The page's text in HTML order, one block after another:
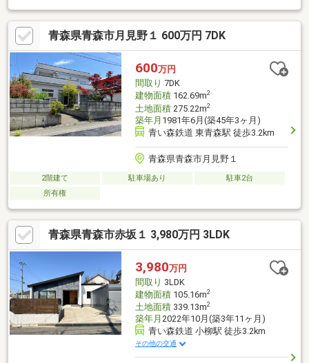
家族の方にはおすすめです！同じような立地で賃貸アパートや賃
貸戸建住宅にお住まいの方は、家賃が高いエリアなので、購入も
ご検討くださいませ。住宅ローンのご相談をはじめ、住宅購入に
ついて全般のご相談もできます！お悩みの方、少しでも気になる
方は、ぜひご見学にお越しくださいませ！
青森県青森市月見野１ 600万円 7DK
600万円
間取り 7DK
建物面積162.69m2
土地面積275.22m2
築年月 1981年6月(築45年3ヶ月)
青い森鉄道 東青森駅 徒歩3.2km
青森県青森市月見野１
2階建て 駐車場あり
駐車2台
所有権
青森県青森市赤坂１ 3,980万円 3LDK
3,980万円
間取り 3LDK
建物面積105.16m2
土地面積339.13m2
築年月 2022年10月(築3年11ヶ月)
青い森鉄道 小柳駅 徒歩3.2km
その他の交通